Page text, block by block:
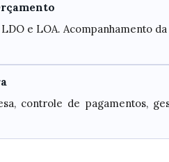
LDO e LOA. Acompanhamento
controle de pagamentos,